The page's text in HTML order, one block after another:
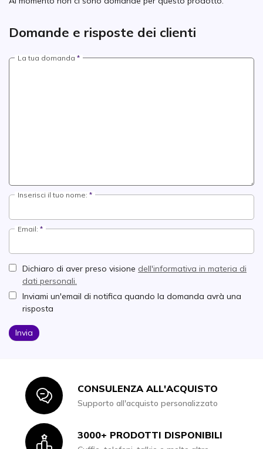
Domande e risposte dei clienti
La tua domanda
Inserisci il tuo nome:
Email:
Dichiaro di aver preso visione dell'informativa in materia di
dati personali.
Inviami un'email di notifica quando la domanda avrà una
risposta
Invia
IconCONSULENZA ALL'ACQUISTO
Supporto all'acquisto personalizzato
Icon3000+ PRODOTTI DISPONIBILI